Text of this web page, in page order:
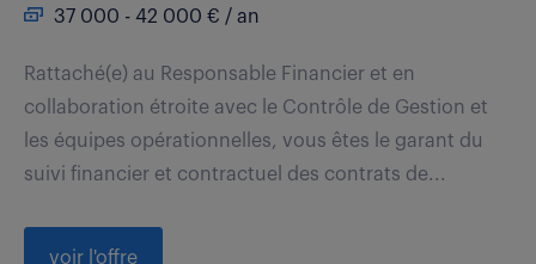
37 000 - 42 000 € / an
Rattaché(e) au Responsable Financier et en
collaboration étroite avec le Contrôle de Gestion et
les équipes opérationnelles, vous êtes le garant du
suivi financier et contractuel des contrats de...
voir l'offre